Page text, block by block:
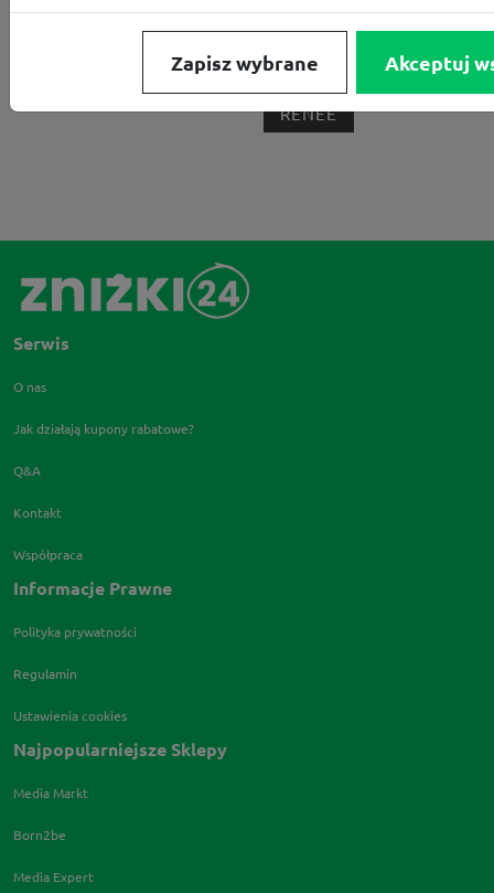
MEDIA MARKT ALLEGRO PAY
BIG STAR
BIEDRONKA HOME
RENEE
Serwis
O nas
Jak działają kupony rabatowe?
Q&A
Kontakt
Współpraca
Informacje Prawne
Polityka prywatności
Regulamin
Ustawienia cookies
Najpopularniejsze Sklepy
Media Markt
Born2be
Media Expert
Zapisz wybrane Akceptuj